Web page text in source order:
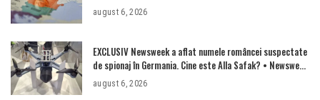
ajunge la 380 de miliarde de euro
august 6, 2026
EXCLUSIV Newsweek a aflat numele româncei suspectate
de spionaj în Germania. Cine este Alla Safak? • Newsweek
România
august 6, 2026